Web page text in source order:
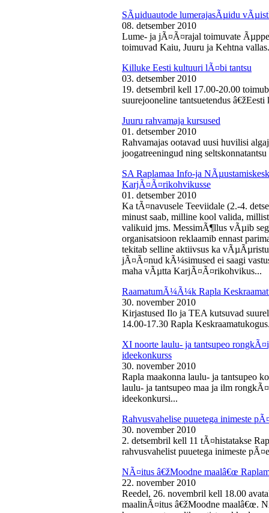
SÃµiduautode lumerajasÃµidu
08. detsember 2010
Lume- ja jÃ¤Ã¤rajal toimuvate
toimuvad Kaiu, Juuru ja Kehtna
Killuke Eesti kultuuri lÃ¤bi tantsu
03. detsember 2010
19. detsembril kell 17.00-20.00
suurejooneline tantsuetendus
Juuru rahvamaja kursused
01. detsember 2010
Rahvamajas ootavad uusi huvilisi
joogatreeningud ning seltskonnatantsu
SA Raplamaa Info-ja
KarjÃ¤Ã¤rikohvikusse
01. detsember 2010
Ka tÃ¤navusele Teeviidale (2.-4.
minust saab, milline kool valida,
valikuid jms. MessimÃ¶llus vÃµib
organisatsioon reklaamib ennast
tekitab selline aktiivsus ka
jÃ¤Ã¤nud kÃ¼simused ei saagi
maha vÃµtta KarjÃ¤Ã¤rikohvikus...
RaamatumÃ¼Ã¼k Rapla
30. november 2010
Kirjastused Ilo ja TEA kutsuvad
14.00-17.30 Rapla
XI noorte laulu- ja tantsupeo
ideekonkurss
30. november 2010
Rapla maakonna laulu- ja tantsupeo
laulu- ja tantsupeo maa ja ilm
ideekonkursi...
Rahvusvahelise puuetega inimeste
30. november 2010
2. detsembril kell 11 tÃ¤histatakse
rahvusvahelist puuetega inimeste
NÃ¤itus â€žMoodne maalâ€œ
22. november 2010
Reedel, 26. novembril kell 18.00
maalinÃ¤itus â€žMoodne maalâ€œ.